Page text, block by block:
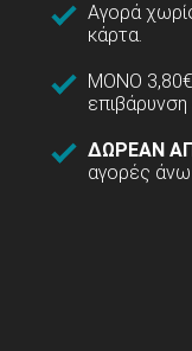
Αγορά
κάρτα.
ΜΟΝΟ 3,80€
ΔΩΡΕΑΝ
αγορές